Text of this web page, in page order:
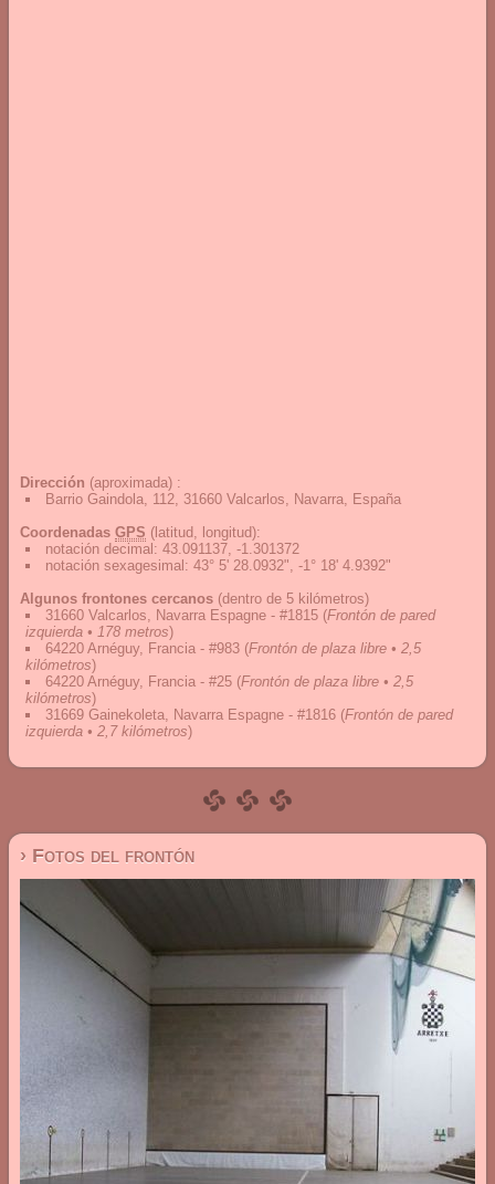
Dirección (aproximada) :
Barrio Gaindola, 112, 31660 Valcarlos, Navarra, España
Coordenadas GPS (latitud, longitud):
notación decimal : 43.091137, -1.301372
notación sexagesimal : 43° 5' 28.0932", -1° 18' 4.9392"
Algunos frontones cercanos (dentro de 5 kilómetros)
31660 Valcarlos, Navarra Espagne - #1815 (Frontón de pared
izquierda • 178 metros)
64220 Arnéguy, Francia - #983 (Frontón de plaza libre • 2,5
kilómetros)
64220 Arnéguy, Francia - #25 (Frontón de plaza libre • 2,5
kilómetros)
31669 Gainekoleta, Navarra Espagne - #1816 (Frontón de pared
izquierda • 2,7 kilómetros)
› Fotos del frontón